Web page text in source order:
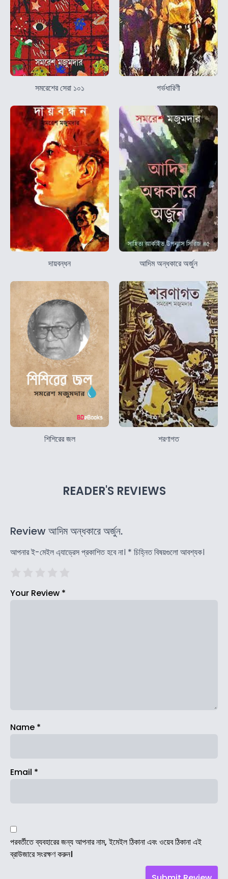
সমরেশের সেরা ১০১ গর্ভধারিণী
দায়বন্ধন আদিম অন্ধকারে অর্জুন
শিশিরের জল শরণাগত
READER'S REVIEWS
Review আদিম অন্ধকারে অর্জুন.
আপনার ই-মেইল এ্যাড্রেস প্রকাশিত হবে না। * চিহ্নিত বিষয়গুলো আবশ্যক।
Your Review *
Name *
Email *
পরবর্তীতে ব্যবহারের জন্য আপনার নাম, ইমেইল ঠিকানা এবং ওয়েব ঠিকানা এই
ব্রাউজারে সংরক্ষণ করুন।